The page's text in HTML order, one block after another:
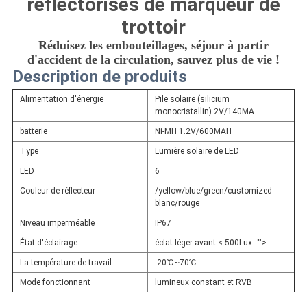
réflectorisés de marqueur de
trottoir
Réduisez les embouteillages, séjour à partir
d'accident de la circulation, sauvez plus de vie !
Description de produits
Alimentation d'énergie
Pile solaire (silicium
monocristallin) 2V/140MA
batterie Ni-MH 1.2V/600MAH
Type Lumière solaire de LED
LED 6
Couleur de réflecteur
/yellow/blue/green/customized
blanc/rouge
Niveau imperméable IP67
État d'éclairage éclat léger avant < 500Lux="">
La température de travail -20℃~70℃
Mode fonctionnant lumineux constant et RVB